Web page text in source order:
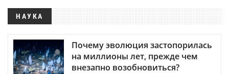
НАУКА
Почему эволюция застопорилась
на миллионы лет, прежде чем
внезапно возобновиться?